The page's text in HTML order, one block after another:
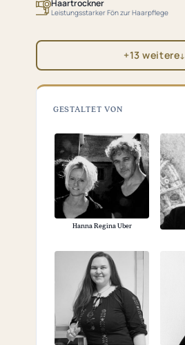
Haartrockner
Leistungsstarker Fön zur Haarpflege
+13 weitere↓
GESTALTET VON
Hanna Regina Uber